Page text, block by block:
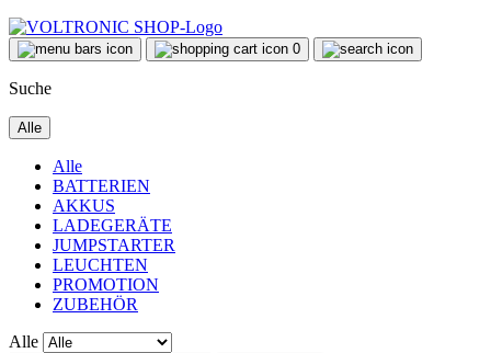
0
Suche
Alle
Alle
BATTERIEN
AKKUS
LADEGERÄTE
JUMPSTARTER
LEUCHTEN
PROMOTION
ZUBEHÖR
Alle